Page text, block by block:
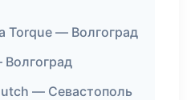
Torque — Волгоград
— Севастополь